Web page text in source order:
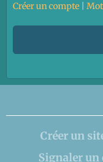
Créer un compte Mot
Créer un
Signaler un